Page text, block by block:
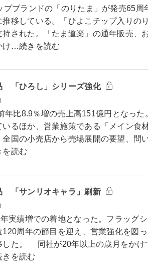
ブランドの「のりたま」が発売65周
移している。「ひよこチップ入りの
された。「たま道楽」の通年販売、
け…続きを読む
「ひろし」シリーズ強化
比8.9％増の売上高151億円となった
るほか、営業施策である「メイン食
国の小売店から売場展開の要望、問
読む
「サンリオキャラ」刷新
実績増での着地となった。フラッグ
周年の節目を迎え、営業強化を図っ
した。 同社が20年以上の歳月をかけ
を読む